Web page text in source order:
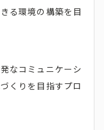
る環境の構築を目
なコミュニケーシ
くりを目指すプロ